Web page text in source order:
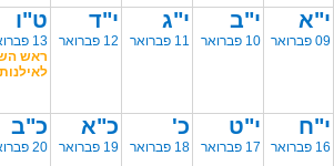
י"א
09 פברואר
י"ב
10 פברואר
י"ג
11 פברואר
י"ד
12 פברואר
ט"ו
13 פברואר
ראש
לאילנות
י"ח
16 פברואר
י"ט
17 פברואר
כ'
18 פברואר
כ"א
19 פברואר
כ"ב
20 פברואר